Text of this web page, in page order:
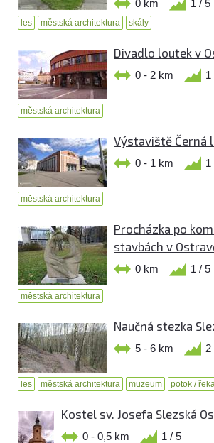
0 km 1 / 5
les městská architektura skály
Divadlo loutek v
0 - 2 km 1
městská architektura
Výstaviště Černá
0 - 1 km 1
městská architektura
Procházka po
stavbách v
0 km 1 / 5
městská architektura
Naučná stezka
5 - 6 km 2
les městská architektura muzeum potok / řeka
Kostel sv. Josefa Slezská
0 - 0,5 km 1 / 5